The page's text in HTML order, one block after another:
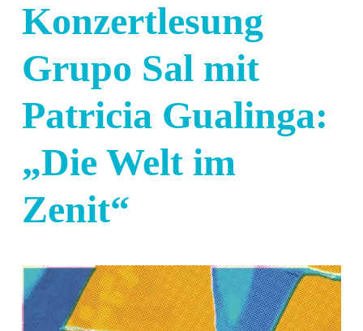
Konzertlesung
Grupo Sal mit
Patricia Gualinga:
„Die Welt im
Zenit“